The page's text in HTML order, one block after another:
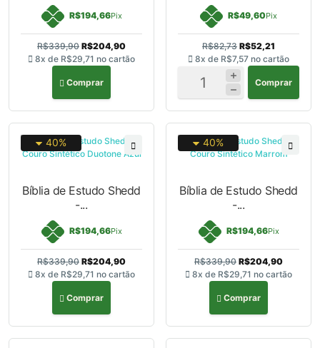
R$194,66Pix
R$339,90 R$204,90
8x de R$29,71 no cartão
Comprar
R$49,60Pix
R$82,73 R$52,21
8x de R$7,57 no cartão
Comprar
40%
Bíblia de Estudo Shedd
-...
R$194,66Pix
R$339,90 R$204,90
8x de R$29,71 no cartão
Comprar
40%
Bíblia de Estudo Shedd
-...
R$194,66Pix
R$339,90 R$204,90
8x de R$29,71 no cartão
Comprar